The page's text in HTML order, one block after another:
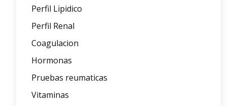
Perfil Lipidico
Perfil Renal
Coagulacion
Hormonas
Pruebas reumaticas
Vitaminas